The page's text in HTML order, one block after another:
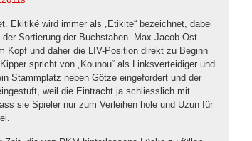
Ekitiké wird immer als „Etikite“ bezeichnet, dabei
Sortierung der Buchstaben. Max-Jacob Ost
Kopf und daher die LIV-Position direkt zu Beginn
spricht von „Kounou“ als Linksverteidiger und
Stammplatz neben Götze eingefordert und der
weil die Eintracht ja schliesslich mit
sie Spieler nur zum Verleihen hole und Uzun für